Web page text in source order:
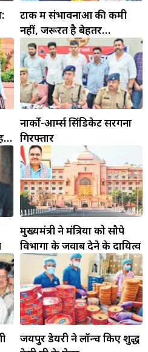
टोंक में संभावनाओं की कमी
नहीं, जरूरत है बेहतर
इंफ्रास्ट्रक्चर की
नार्को-आर्म्स सिंडिकेट सरगना
गिरफ्तार
मुख्यमंत्री ने मंत्रियों को सौपे
विभागों के जवाब देने के दायित्व
जयपुर डेयरी ने लॉन्च किए शुद्ध
कुंभ
धनलाभ के अवसरों में वृद्धि के साथ
पर काम करते रहे।